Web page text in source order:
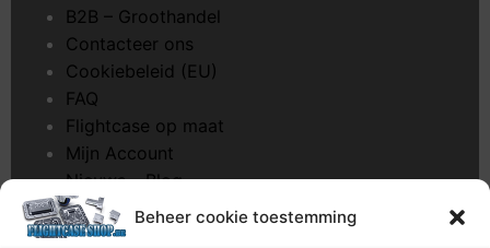
Beheer cookie toestemming
B2B – Groothandel
Contacteer ons
Cookiebeleid (EU)
FAQ
Flightcase op maat
Mijn Account
Nieuws – Blog
Onderhoud pagina
Over ons